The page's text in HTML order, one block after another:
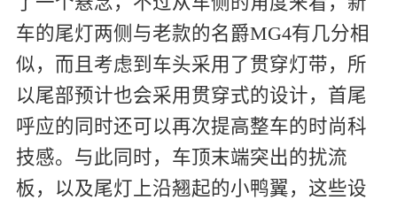
车的尾灯两侧与老款的名爵MG4有几分相
似，而且考虑到车头采用了贯穿灯带，所
以尾部预计也会采用贯穿式的设计，首尾
呼应的同时还可以再次提高整车的时尚科
技感。与此同时，车顶末端突出的扰流
板，以及尾灯上沿翘起的小鸭翼，这些设